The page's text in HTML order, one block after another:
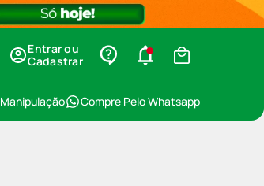
Entrar ou
Cadastrar
Manipulação Compre Pelo Whatsapp